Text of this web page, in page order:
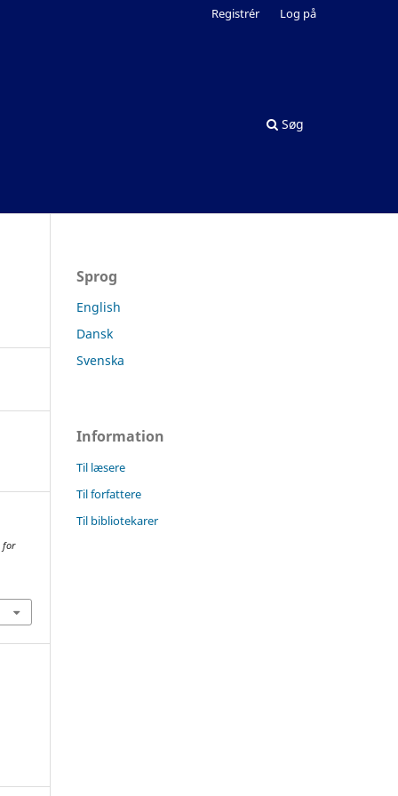
Søg
Registrér Log på
for
Sprog
English
Dansk
Svenska
Information
Til læsere
Til forfattere
Til bibliotekarer